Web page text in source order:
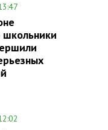
школьники